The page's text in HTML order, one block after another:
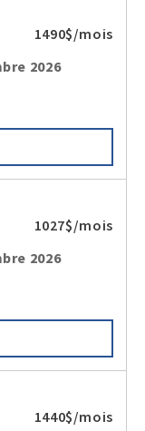
1490$/mois
2026
1027$/mois
2026
1440$/mois